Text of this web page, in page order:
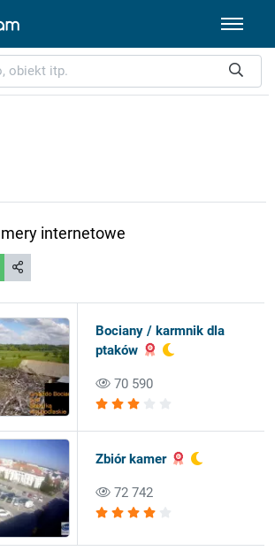
internetowe
Bociany / karmnik dla
ptaków
70 590
Zbiór kamer
72 742